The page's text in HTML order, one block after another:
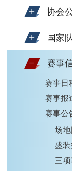
协会
国家队
赛事
赛事日
赛事报
赛事公
场
盛
三项